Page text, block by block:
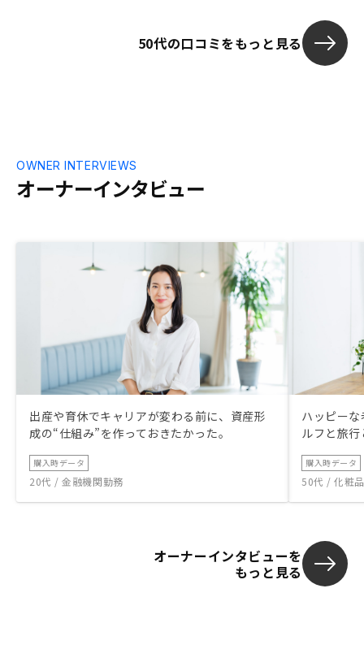
提供地域の拡
が増えて良い
50代の口コミをもっと見る
オーナーインタビュー
OWNER INTERVIEWS
出産や育休でキャリアが変わる前に、資産形
成の“仕組み”を作っておきたかった。
購入時データ
20代 / 金融機関勤務
ハッピー
ルフと旅
購入時データ
50代 / 化粧
オーナーインタビューを
もっと見る